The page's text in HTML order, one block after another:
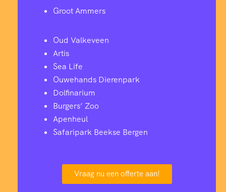
Groot Ammers
Oud Valkeveen
Artis
Sea Life
Ouwehands Dierenpark
Dolfinarium
Burgers’ Zoo
Apenheul
Safaripark Beekse Bergen
Vraag nu een offerte aan!